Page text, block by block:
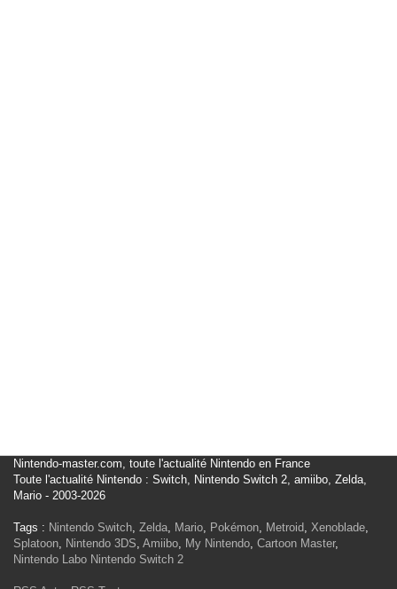
Nintendo-master.com, toute l'actualité Nintendo en France
Toute l'actualité Nintendo : Switch, Nintendo Switch 2, amiibo, Zelda,
Mario - 2003-2026
Tags : Nintendo Switch, Zelda, Mario, Pokémon, Metroid, Xenoblade,
Splatoon, Nintendo 3DS, Amiibo, My Nintendo, Cartoon Master,
Nintendo Labo Nintendo Switch 2